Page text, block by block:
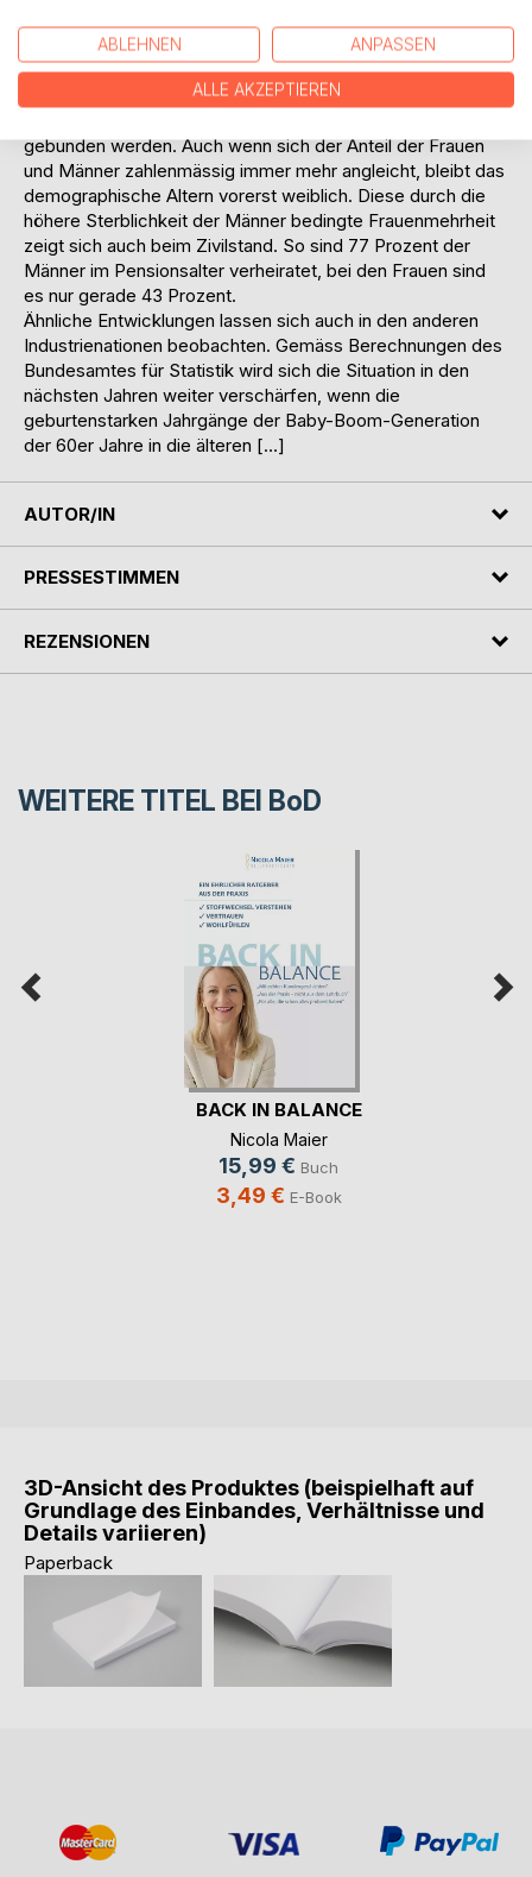
neugeborenes Mädchen knapp 83 Jahre, für einen
neugeborenen Jungen 77 Jahre.
Eine heute 65-jährige Person hat durchschnittlich noch 19
Lebensjahre vor sich. Wird also ein 65-Jähriger als Kunde
gebunden werden. Auch wenn sich der Anteil der Frauen
und Männer zahlenmässig immer mehr angleicht, bleibt das
demographische Altern vorerst weiblich. Diese durch die
höhere Sterblichkeit der Männer bedingte Frauenmehrheit
zeigt sich auch beim Zivilstand. So sind 77 Prozent der
Männer im Pensionsalter verheiratet, bei den Frauen sind
es nur gerade 43 Prozent.
Ähnliche Entwicklungen lassen sich auch in den anderen
Industrienationen beobachten. Gemäss Berechnungen des
Bundesamtes für Statistik wird sich die Situation in den
nächsten Jahren weiter verschärfen, wenn die
geburtenstarken Jahrgänge der Baby-Boom-Generation
der 60er Jahre in die älteren […]
AUTOR/IN
PRESSESTIMMEN
REZENSIONEN
WEITERE TITEL BEI BoD
BACK IN BALANCE
Nicola Maier
15,99 € Buch
3,49 € E-Book
3D-Ansicht des Produktes (beispielhaft auf
Grundlage des Einbandes, Verhältnisse und
Details variieren)
Paperback
ABLEHNEN ANPASSEN
ALLE AKZEPTIEREN